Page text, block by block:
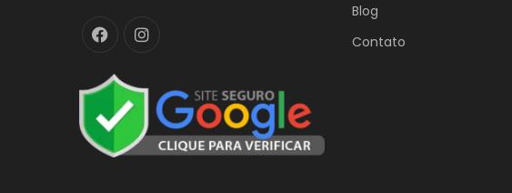
Blog
Contato